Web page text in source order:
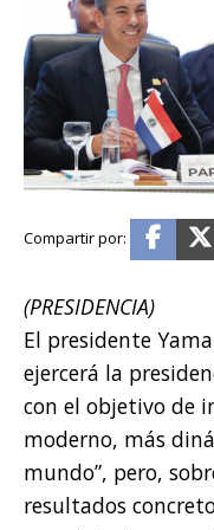
(PRESIDENCIA)
El presidente
ejercerá la
con el objetivo de
moderno, más
mundo”, pero,
resultados